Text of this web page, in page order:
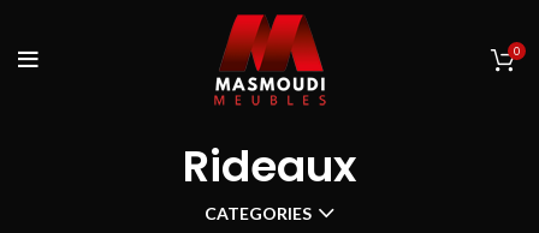
0
Rideaux
CATEGORIES